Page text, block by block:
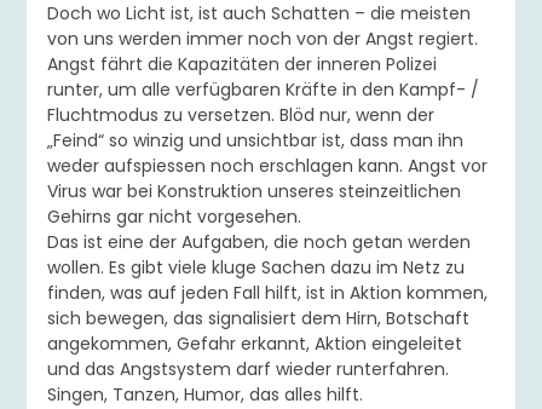
Doch wo Licht ist, ist auch Schatten – die meisten
von uns werden immer noch von der Angst regiert.
Angst fährt die Kapazitäten der inneren Polizei
runter, um alle verfügbaren Kräfte in den Kampf- /
Fluchtmodus zu versetzen. Blöd nur, wenn der
„Feind“ so winzig und unsichtbar ist, dass man ihn
weder aufspiessen noch erschlagen kann. Angst vor
Virus war bei Konstruktion unseres steinzeitlichen
Gehirns gar nicht vorgesehen.
Das ist eine der Aufgaben, die noch getan werden
wollen. Es gibt viele kluge Sachen dazu im Netz zu
finden, was auf jeden Fall hilft, ist in Aktion kommen,
sich bewegen, das signalisiert dem Hirn, Botschaft
angekommen, Gefahr erkannt, Aktion eingeleitet
und das Angstsystem darf wieder runterfahren.
Singen, Tanzen, Humor, das alles hilft.